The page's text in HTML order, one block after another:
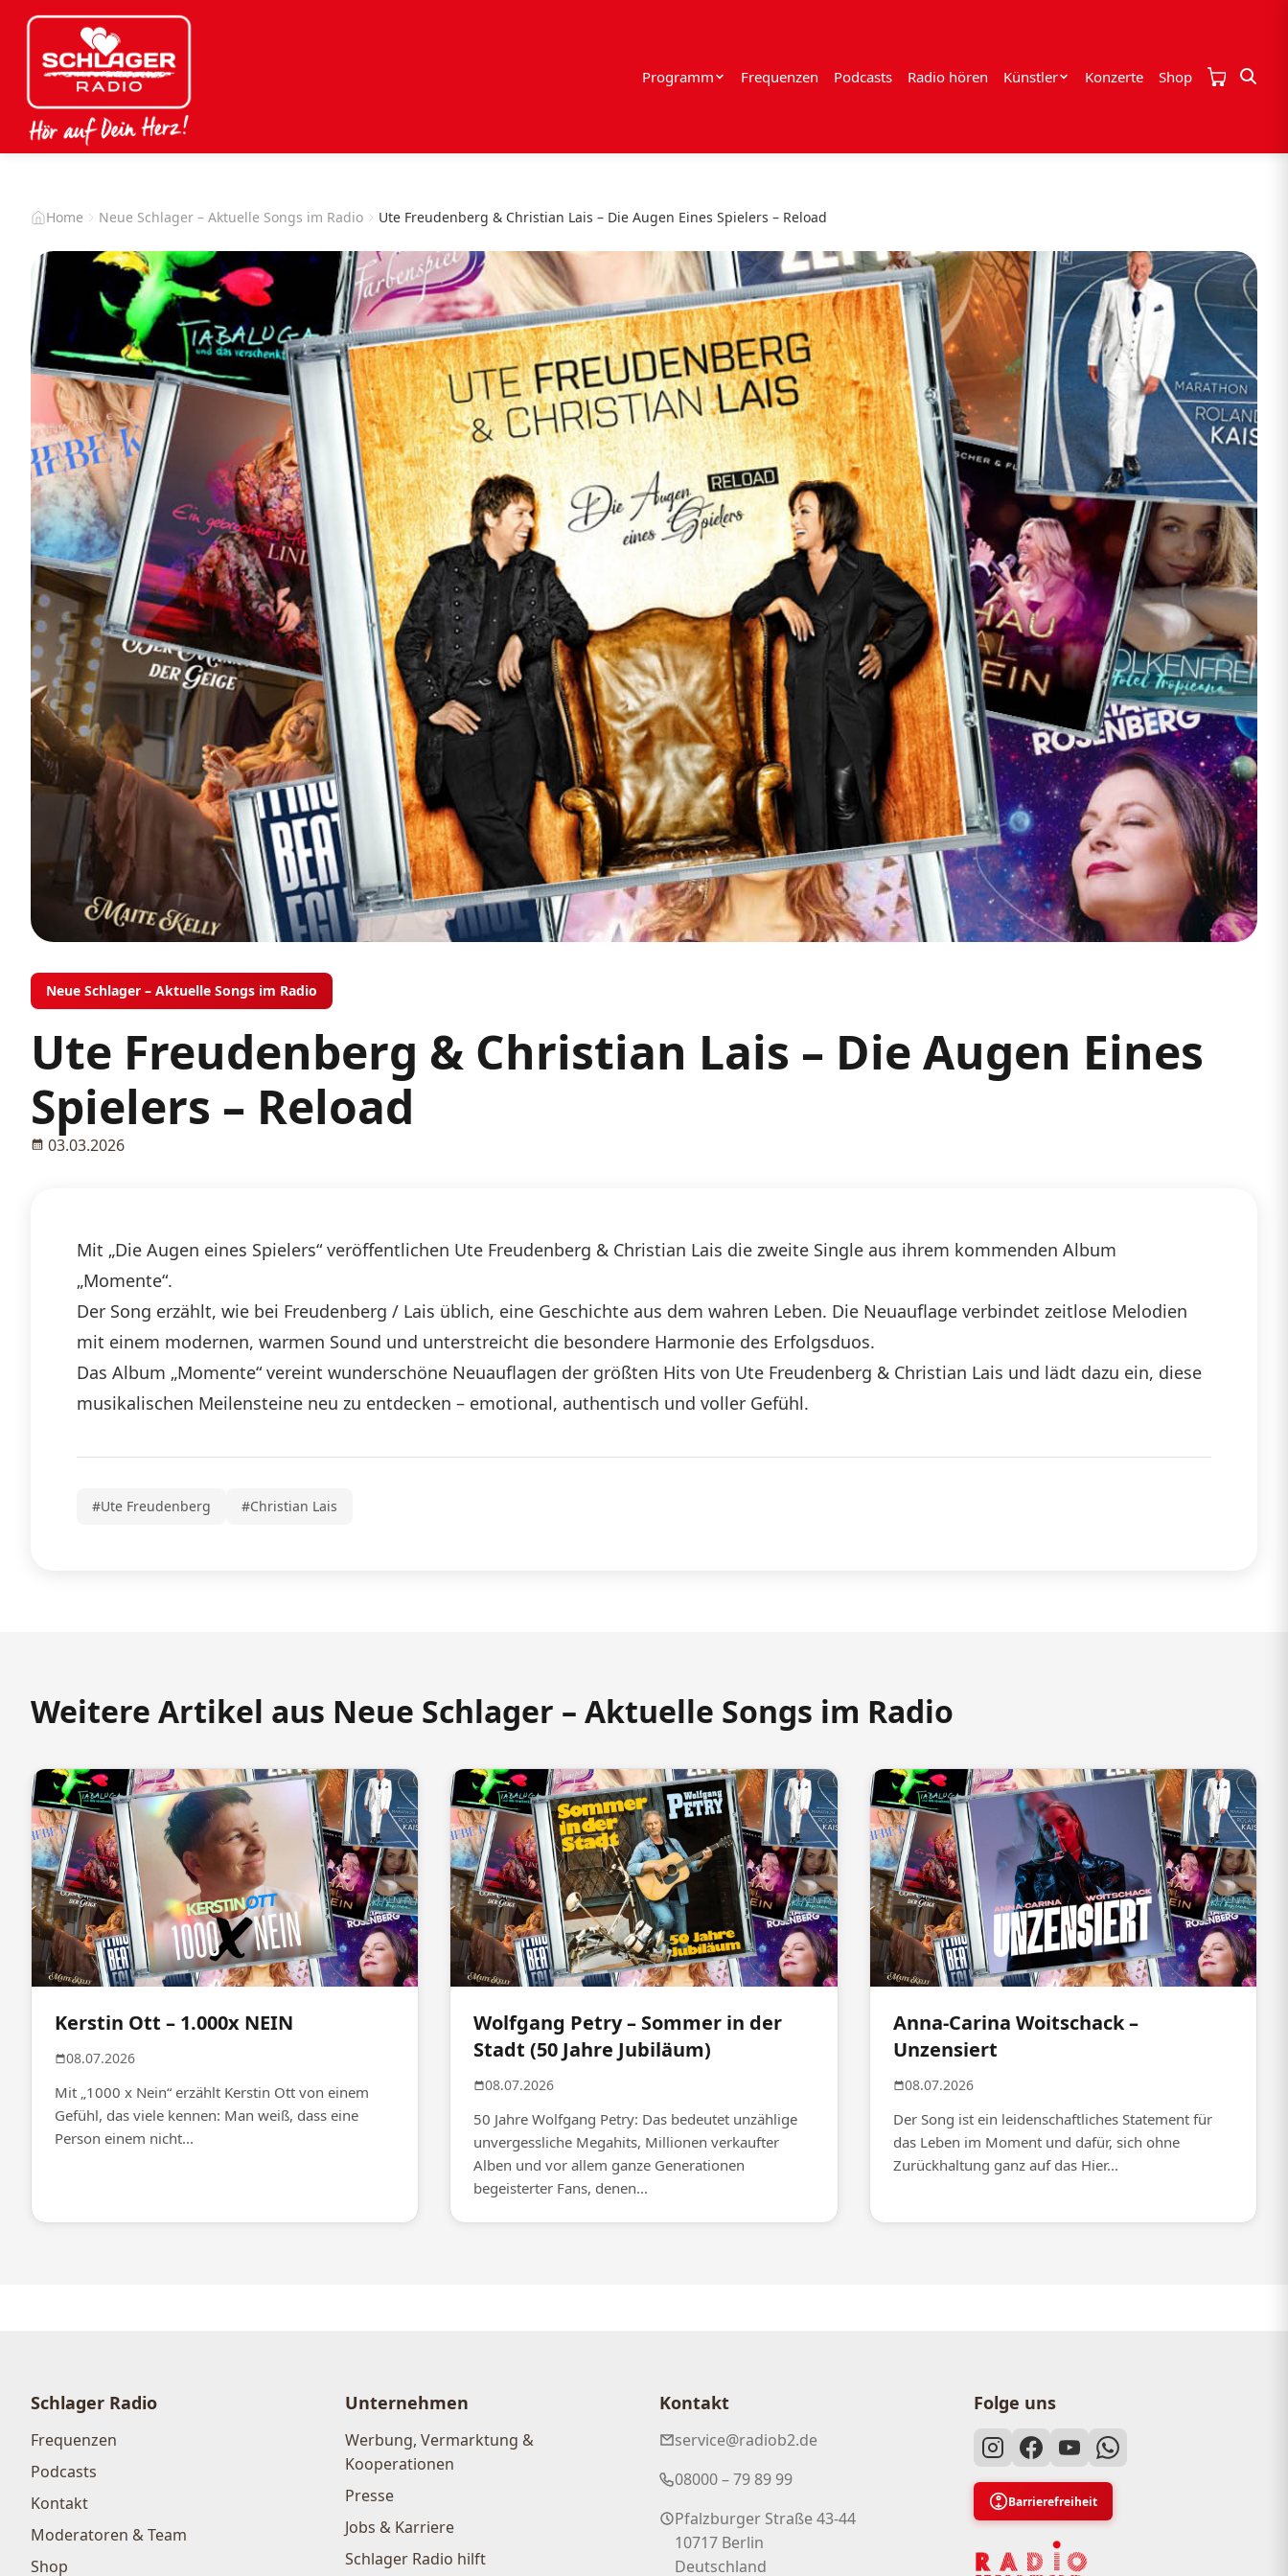
Programm Frequenzen Podcasts Radio hören Künstler Konzerte Shop
Home Neue Schlager – Aktuelle Songs im Radio Ute Freudenberg & Christian Lais – Die Augen Eines Spielers – Reload
Neue Schlager – Aktuelle Songs im Radio
Ute Freudenberg & Christian Lais – Die Augen Eines
Spielers – Reload
03.03.2026
Mit „Die Augen eines Spielers“ veröffentlichen Ute Freudenberg & Christian Lais die zweite Single aus ihrem kommenden Album
„Momente“.
Der Song erzählt, wie bei Freudenberg / Lais üblich, eine Geschichte aus dem wahren Leben. Die Neuauflage verbindet zeitlose Melodien
mit einem modernen, warmen Sound und unterstreicht die besondere Harmonie des Erfolgsduos.
Das Album „Momente“ vereint wunderschöne Neuauflagen der größten Hits von Ute Freudenberg & Christian Lais und lädt dazu ein, diese
musikalischen Meilensteine neu zu entdecken – emotional, authentisch und voller Gefühl.
#Ute Freudenberg #Christian Lais
Weitere Artikel aus Neue Schlager – Aktuelle Songs im Radio
Kerstin Ott – 1.000x NEIN
08.07.2026
Mit „1000 x Nein“ erzählt Kerstin Ott von einem
Gefühl, das viele kennen: Man weiß, dass eine
Person einem nicht...
Wolfgang Petry – Sommer in der
Stadt (50 Jahre Jubiläum)
08.07.2026
50 Jahre Wolfgang Petry: Das bedeutet unzählige
unvergessliche Megahits, Millionen verkaufter
Alben und vor allem ganze Generationen
begeisterter Fans, denen...
Anna-Carina Woitschack –
Unzensiert
08.07.2026
Der Song ist ein leidenschaftliches Statement für
das Leben im Moment und dafür, sich ohne
Zurückhaltung ganz auf das Hier...
Schlager Radio
Frequenzen
Podcasts
Kontakt
Moderatoren & Team
Shop
Unternehmen
Werbung, Vermarktung &
Kooperationen
Presse
Jobs & Karriere
Schlager Radio hilft
Kontakt
service@radiob2.de
08000 – 79 89 99
Pfalzburger Straße 43-44
10717 Berlin
Deutschland
Folge uns
Barrierefreiheit